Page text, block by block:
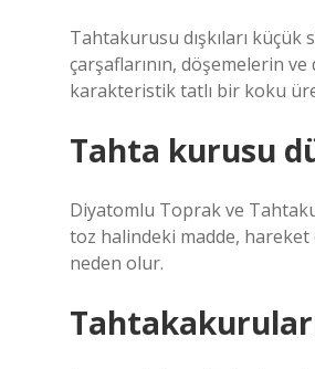
Tahtakurusu dışkıları
çarşaflarının, döşemelerin
karakteristik tatlı bir koku
Tahta kurusu
Diyatomlu Toprak ve
toz halindeki madde, hareket
neden olur.